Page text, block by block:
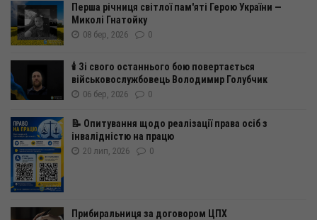
Перша річниця світлої пам'яті Герою України —
Миколі Гнатойку
08 бер, 2026 0
🕯️ Зі свого останнього бою повертається
військовослужбовець Володимир Голубчик
06 бер, 2026 0
📝 Опитування щодо реалізації права осіб з
інвалідністю на працю
20 лип, 2026 0
Прибиральниця за договором ЦПХ